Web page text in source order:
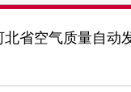
省空气质量自动